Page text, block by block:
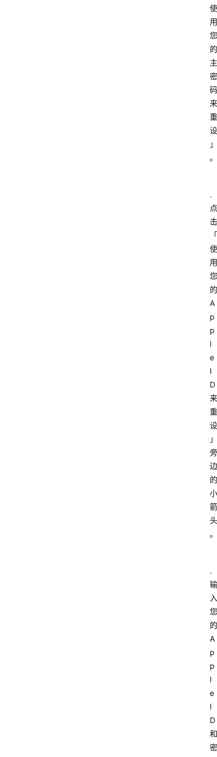
使
用
您
的
主
密
码
来
重
设
」
。
.
点
击
「
使
用
您
的
A
p
p
l
e
I
D
来
重
设
」
旁
边
的
小
箭
头
。
.
输
入
您
的
A
p
p
l
e
I
D
和
密